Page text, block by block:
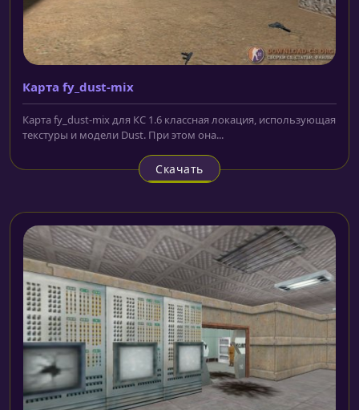
Карта fy_dust-mix
Карта fy_dust-mix для КС 1.6 классная локация, использующая
текстуры и модели Dust. При этом она...
Скачать